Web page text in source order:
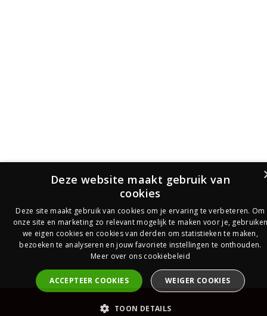
PrijsOfferte
Deze website maakt gebruik van
cookies
Deze site maakt gebruik van cookies om je ervaring te verbeteren. Om
onze site en marketing zo relevant mogelijk te maken voor je,
we eigen cookies en cookies van derden om statistieken te maken,
bezoeken te analyseren en jouw favoriete instellingen te onthouden.
Meer over ons cookiebeleid
ACCEPTEER COOKIES WEIGER COOKIES
TOON DETAILS